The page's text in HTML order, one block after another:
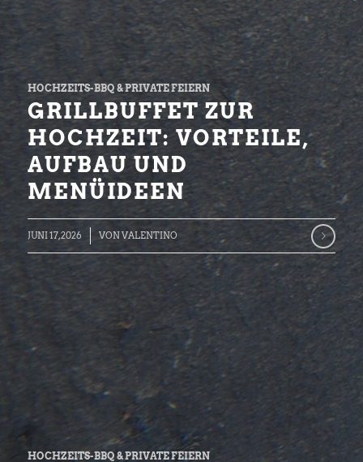
HOCHZEITS-BBQ & PRIVATE FEIERN
GRILLBUFFET ZUR
HOCHZEIT: VORTEILE,
AUFBAU UND
MENÜIDEEN
JUNI 17, 2026 VONVALENTINO
HOCHZEITS-BBQ & PRIVATE FEIERN